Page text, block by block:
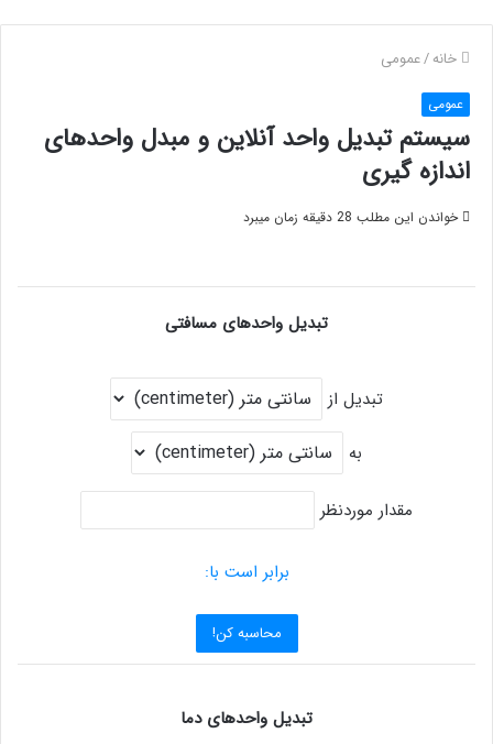
خانه/عمومی
عمومی
سیستم تبدیل واحد آنلاین و مبدل واحدهای
اندازه گیری
خواندن این مطلب 28 دقیقه زمان میبرد
تبدیل واحدهای مسافتی
تبدیل از
به
مقدار موردنظر
برابر است با:
محاسبه کن!
تبدیل واحدهای دما